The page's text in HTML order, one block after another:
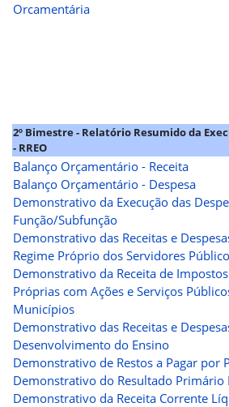
Orcamentária
2º Bimestre - Relatório Resumido da
- RREO
Balanço Orçamentário - Receita
Balanço Orçamentário - Despesa
Demonstrativo da Execução das
Função/Subfunção
Demonstrativo das Receitas e
Regime Próprio dos Servidores
Demonstrativo da Receita de
Próprias com Ações e Serviços
Municípios
Demonstrativo das Receitas e
Desenvolvimento do Ensino
Demonstrativo de Restos a Pagar por
Demonstrativo do Resultado Primário
Demonstrativo da Receita Corrente